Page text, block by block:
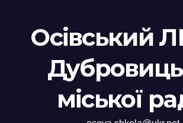
Осівський
міської